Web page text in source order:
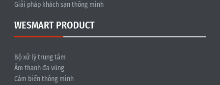
Giải pháp khách sạn thông minh
WESMART PRODUCT
Bộ xử lý trung tâm
Âm thanh đa vùng
Cảm biến thông minh